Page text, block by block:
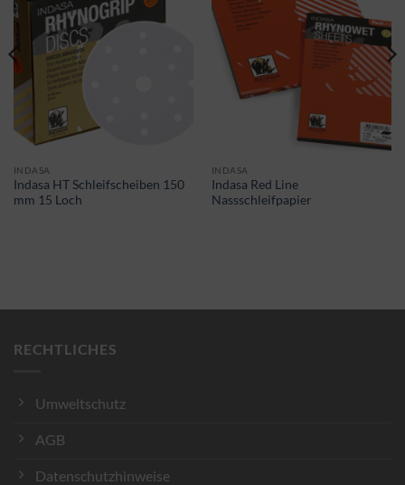
INDASA
Indasa HT Schleifscheiben 150
mm 15 Loch
INDASA
Indasa Red Line
Nassschleifpapier
RECHTLICHES
Umweltschutz
AGB
Datenschutzhinweise